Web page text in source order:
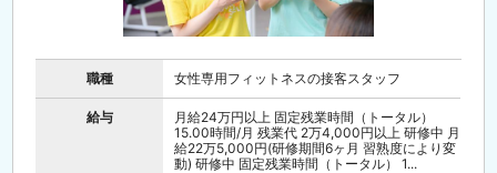
職種 女性専用フィットネスの接客スタッフ
給与
月給24万円以上 固定残業時間（トータル）
15.00時間/月 残業代 2万4,000円以上 研修中 月
給22万5,000円(研修期間6ヶ月 習熟度により変
動) 研修中 固定残業時間（トータル） 1...